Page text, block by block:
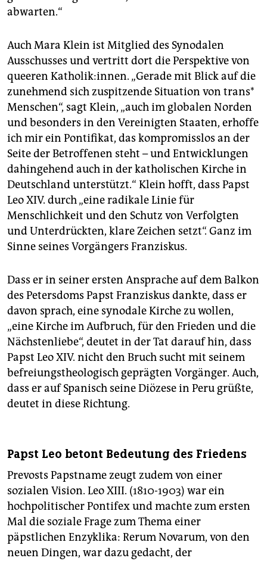
abwarten.“
Auch Mara Klein ist Mitglied des Synodalen
Ausschusses und vertritt dort die Perspektive von
queeren Katholik:innen. „Gerade mit Blick auf die
zunehmend sich zuspitzende Situation von trans*
Menschen“, sagt Klein, „auch im globalen Norden
und besonders in den Vereinigten Staaten, erhoffe
ich mir ein Pontifikat, das kompromisslos an der
Seite der Betroffenen steht – und Entwicklungen
dahingehend auch in der katholischen Kirche in
Deutschland unterstützt.“ Klein hofft, dass Papst
Leo XIV. durch „eine radikale Linie für
Menschlichkeit und den Schutz von Verfolgten
und Unterdrückten, klare Zeichen setzt“. Ganz im
Sinne seines Vorgängers Franziskus.
Dass er in seiner ersten Ansprache auf dem Balkon
des Petersdoms Papst Franziskus dankte, dass er
davon sprach, eine synodale Kirche zu wollen,
„eine Kirche im Aufbruch, für den Frieden und die
Nächstenliebe“, deutet in der Tat darauf hin, dass
Papst Leo XIV. nicht den Bruch sucht mit seinem
befreiungstheologisch geprägten Vorgänger. Auch,
dass er auf Spanisch seine Diözese in Peru grüßte,
deutet in diese Richtung.
Papst Leo betont Bedeutung des Friedens
Prevosts Papstname zeugt zudem von einer
sozialen Vision. Leo XIII. (1810-1903) war ein
hochpolitischer Pontifex und machte zum ersten
Mal die soziale Frage zum Thema einer
päpstlichen Enzyklika: Rerum Novarum, von den
neuen Dingen, war dazu gedacht, der